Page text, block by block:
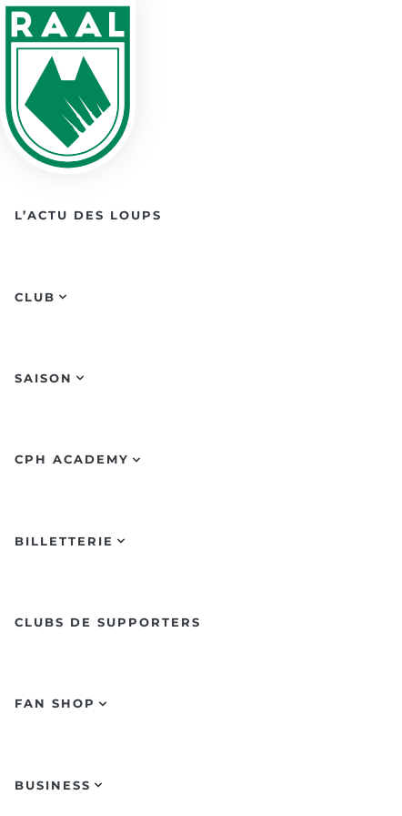
Skip to main content
L’ACTU DES LOUPS
CLUB
SAISON
CPH ACADEMY
BILLETTERIE
CLUBS DE SUPPORTERS
FAN SHOP
BUSINESS